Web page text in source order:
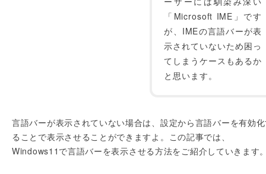
「Microsoft IME」です
が、IMEの言語バーが表
示されていないため困っ
てしまうケースもあるか
と思います。
言語バーが表示されていない場合は、設定から言語バーを有効
ることで表示させることができますよ。この記事では、
Windows11で言語バーを表示させる方法をご紹介していきます